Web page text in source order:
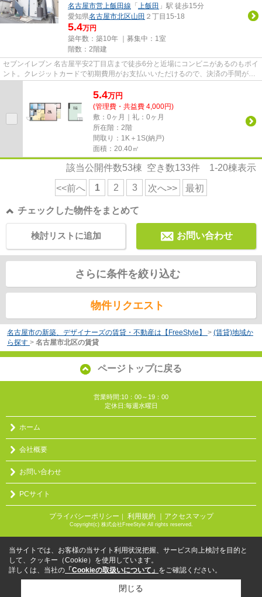
名古屋市営上飯田線 「 上飯田 」駅 徒歩15分
愛知県名古屋市北区山田 ２丁目15-18
5.4万円
築年数：築10年 ｜募集中： 1室
階数：2階建
セブンイレブン 名古屋平安2丁目店まで徒歩6分と近場にコンビニがあるのもポイ
ント。クレジットカードで初期費用がお支払いいただけるので、決済の手間が軽
5.4万円
(管理費・共益費 4,000円)
敷：0ヶ月｜礼：0ヶ月
所在階：2階
間取り：1K＋1S(納戸)
面積：20.40㎡
該当公開件数53棟 空き数133件 1-20棟表示
<<前へ 1 2 3 次へ>> 最初
チェックした物件をまとめて
お問い合わせ
検討リストに追加
さらに条件を絞り込む
物件リクエスト
名古屋市の新築、デザイナーズの賃貸・不動産は【FreeStyle】 > (賃貸)地域か
ら探す > 名古屋市北区の賃貸
ページトップに戻る
営業時間:10：00～19：00
定休日:毎週水曜日
ホーム
会社概要
お問い合わせ
PCサイト
プライバシーポリシー 利用規約 ｜アクセスマップ
Copyright(c) 株式会社FreeStyle All rights reserved.
当サイトでは、お客様の当サイト利用状況把握、サービス向上検討を目的と
して、クッキー（Cookie）を使用しています。
詳しくは、当社の 「Cookieの取扱いについて」 をご確認ください。
閉じる